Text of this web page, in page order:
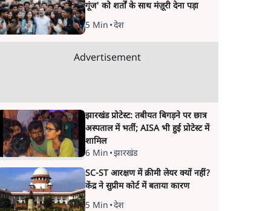
गूंज' को शर्तों के साथ मंज़ूरी देना पड़ा
5 Min •देश
Advertisement
झारखंड प्रोटेस्ट: तबीयत बिगड़ने पर छात्र
अस्पताल में भर्ती; AISA भी हुई प्रोटेस्ट में
शामिल
6 Min •झारखंड
SC-ST आरक्षण में क्रीमी लेयर क्यों नहीं?
केंद्र ने सुप्रीम कोर्ट में बताया कारण
5 Min •देश